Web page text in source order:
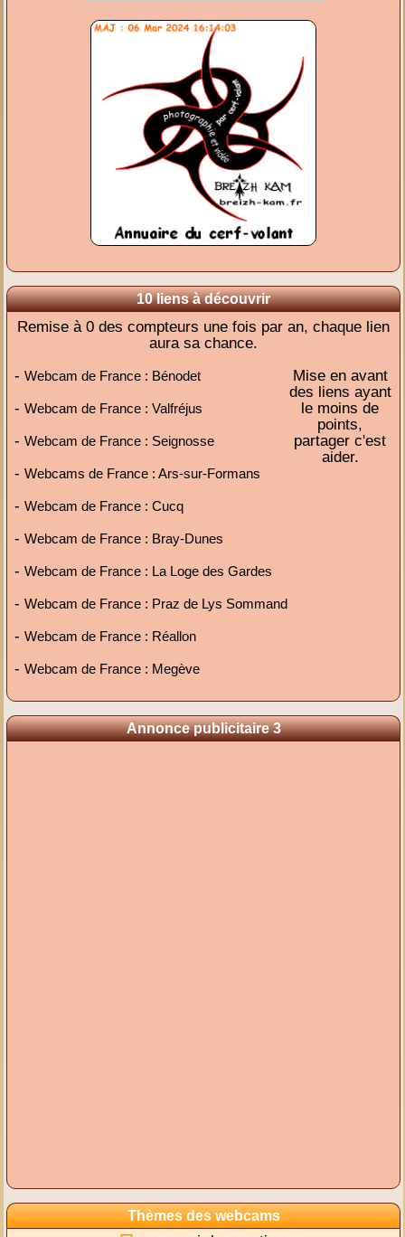
10 liens à découvrir
Remise à 0 des compteurs une fois par an, chaque lien
aura sa chance.
-Webcam de France : Bénodet
-Webcam de France : Valfréjus
-Webcam de France : Seignosse
-Webcams de France : Ars-sur-Formans
-Webcam de France : Cucq
-Webcam de France : Bray-Dunes
-Webcam de France : La Loge des Gardes
-Webcam de France : Praz de Lys Sommand
-Webcam de France : Réallon
-Webcam de France : Megève
Mise en avant
des liens ayant
le moins de
points,
partager c'est
aider.
Annonce publicitaire 3
Thèmes des webcams